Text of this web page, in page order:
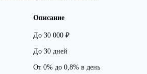
Описание
До 30 000 ₽
До 30 дней
От 0% до 0,8% в день